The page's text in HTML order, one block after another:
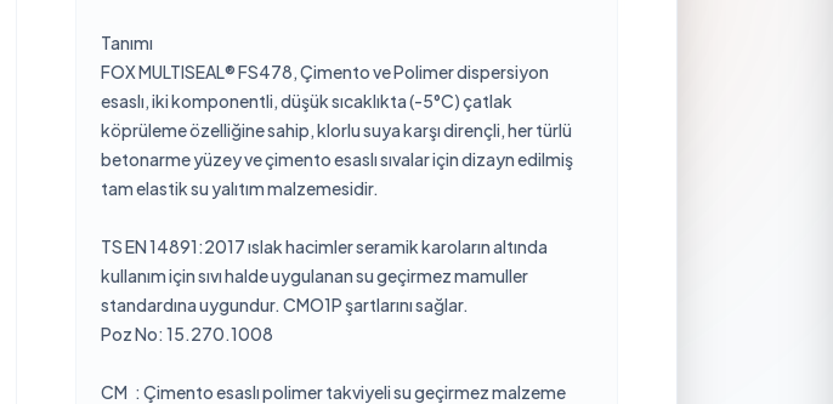
Tanımı
FOX MULTISEAL® FS478, Çimento ve Polimer dispersiyon
esaslı, iki komponentli, düşük sıcaklıkta (-5°C) çatlak
köprüleme özelliğine sahip, klorlu suya karşı dirençli, her türlü
betonarme yüzey ve çimento esaslı sıvalar için dizayn edilmiş
tam elastik su yalıtım malzemesidir.
TS EN 14891:2017 ıslak hacimler seramik karoların altında
kullanım için sıvı halde uygulanan su geçirmez mamuller
standardına uygundur. CMO1P şartlarını sağlar.
Poz No: 15.270.1008
CM : Çimento esaslı polimer takviyeli su geçirmez malzeme